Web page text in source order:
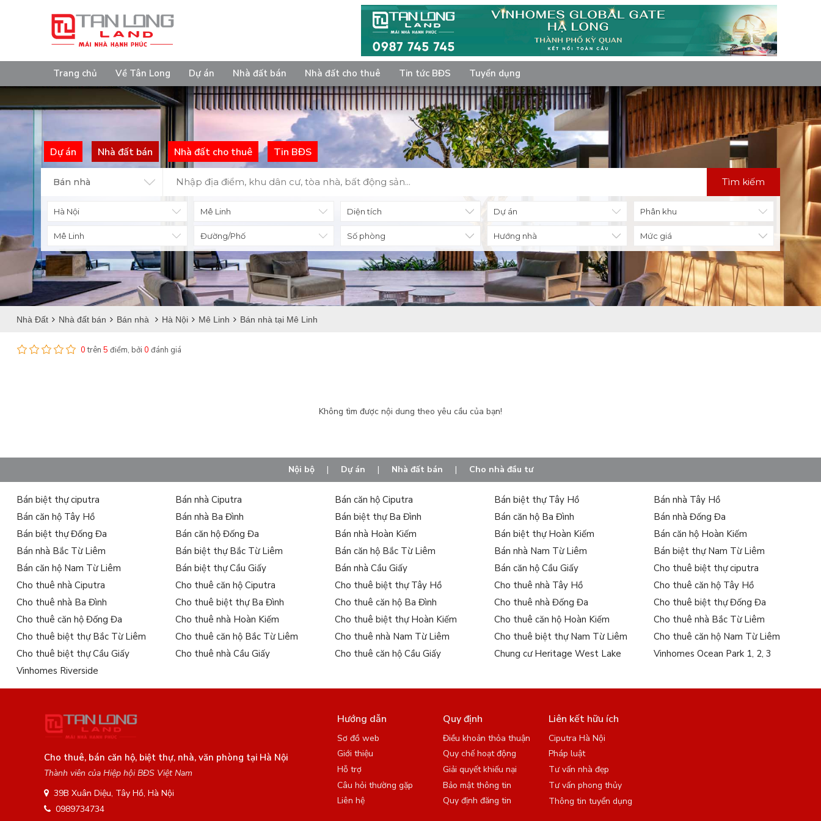
Trang chủ Về Tân Long Dự án Nhà đất bán Nhà đất cho thuê Tin tức BĐS Tuyển dụng
Dự án Nhà đất bán Nhà đất cho thuê Tin BĐS
Bán nhà Tìm kiếm
Diện tích
Số phòng Hướng nhà Mức giá
Nhà Đất Nhà đất bán Bán nhà Hà Nội Mê Linh Bán nhà tại Mê Linh
0trên 5 điểm, bởi 0 đánh giá
Không tìm được nội dung theo yêu cầu của bạn!
Nội bộ | Dự án | Nhà đất bán | Cho nhà đầu tư
Bán biệt thự ciputra Bán nhà Ciputra Bán căn hộ Ciputra Bán biệt thự Tây Hồ
Bán nhà Tây Hồ
Bán căn hộ Tây Hồ
Bán nhà Ba Đình Bán biệt thự Ba Đình Bán căn hộ Ba Đình
Bán nhà Đống Đa
Bán biệt thự Đống Đa
Bán căn hộ Đống Đa Bán nhà Hoàn Kiếm Bán biệt thự Hoàn Kiếm
Bán căn hộ Hoàn Kiếm
Bán nhà Bắc Từ Liêm
Bán biệt thự Bắc Từ Liêm Bán căn hộ Bắc Từ Liêm Bán nhà Nam Từ Liêm
Bán biệt thự Nam Từ Liêm
Bán căn hộ Nam Từ Liêm
Bán biệt thự Cầu Giấy Bán nhà Cầu Giấy Bán căn hộ Cầu Giấy
Cho thuê biệt thự ciputra
Cho thuê nhà Ciputra
Cho thuê căn hộ Ciputra Cho thuê biệt thự Tây Hồ Cho thuê nhà Tây Hồ
Cho thuê căn hộ Tây Hồ
Cho thuê nhà Ba Đình
Cho thuê biệt thự Ba Đình Cho thuê căn hộ Ba Đình Cho thuê nhà Đống Đa
Cho thuê biệt thự Đống Đa
Cho thuê căn hộ Đống Đa
Cho thuê nhà Hoàn Kiếm Cho thuê biệt thự Hoàn Kiếm Cho thuê căn hộ Hoàn Kiếm
Cho thuê nhà Bắc Từ Liêm
Cho thuê biệt thự Bắc Từ Liêm
Cho thuê căn hộ Bắc Từ Liêm Cho thuê nhà Nam Từ Liêm Cho thuê biệt thự Nam Từ Liêm
Cho thuê căn hộ Nam Từ Liêm
Cho thuê biệt thự Cầu Giấy
Cho thuê nhà Cầu Giấy Cho thuê căn hộ Cầu Giấy Chung cư Heritage West Lake
Vinhomes Ocean Park 1, 2, 3
Vinhomes Riverside
Cho thuê, bán căn hộ, biệt thự, nhà, văn phòng tại Hà Nội
Thành viên của Hiệp hội BĐS Việt Nam
39B Xuân Diệu, Tây Hồ, Hà Nội
0989734734
Hướng dẫn
Sơ đồ web
Giới thiệu
Hỗ trợ
Câu hỏi thường gặp
Liên hệ
Quy định
Điều khoản thỏa thuận
Quy chế hoạt động
Giải quyết khiếu nại
Bảo mật thông tin
Quy định đăng tin
Liên kết hữu ích
Ciputra Hà Nội
Pháp luật
Tư vấn nhà đẹp
Tư vấn phong thủy
Thông tin tuyển dụng